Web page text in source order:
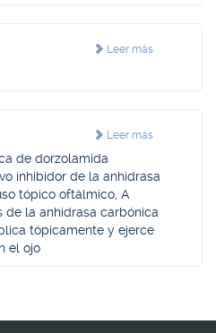
Leer más
Leer más
de dorzolamida
inhibidor de la anhidrasa
tópico oftálmico, A
de la anhidrasa carbónica
tópicamente y ejerce
el ojo